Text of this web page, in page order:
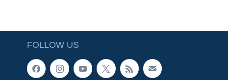
FOLLOW US